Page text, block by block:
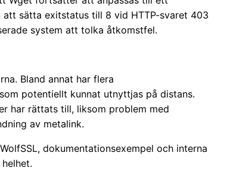
sätta exitstatus till 8 vid HTTP-svaret 403
system att tolka åtkomstfel.
Bland annat har flera
potentiellt kunnat utnyttjas på distans.
har rättats till, liksom problem med
av metalink.
dokumentationsexempel och interna